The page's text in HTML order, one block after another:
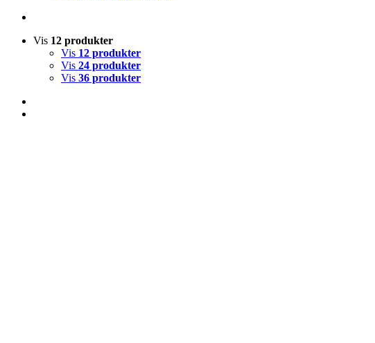
Vis 12 produkter
Vis 12 produkter
Vis 24 produkter
Vis 36 produkter